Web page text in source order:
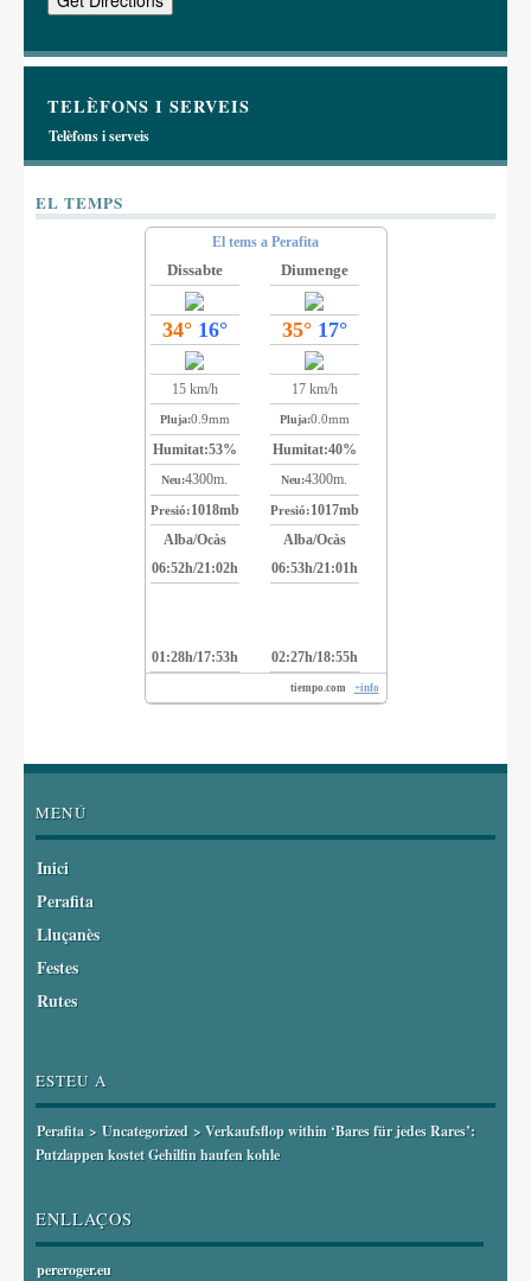
TELÈFONS I SERVEIS
Telèfons i serveis
EL TEMPS
El tems a Perafita
Dissabte
34° 16°
15 km/h
Pluja:0.9mm
Humitat:53%
Neu:4300m.
Presió:1018mb
Alba/Ocàs
06:52h/21:02h
01:28h/17:53h
Diumenge
35° 17°
17 km/h
Pluja:0.0mm
Humitat:40%
Neu:4300m.
Presió:1017mb
Alba/Ocàs
06:53h/21:01h
02:27h/18:55h
tiempo.com +info
MENÚ
Inici
Perafita
Lluçanès
Festes
Rutes
ESTEU A
Perafita > Uncategorized > Verkaufsflop within ‘Bares für jedes Rares’:
Putzlappen kostet Gehilfin haufen kohle
ENLLAÇOS
pereroger.eu